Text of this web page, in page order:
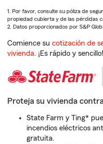
1. Por favor, consulte su póliza de
propiedad cubierta y de las pérdidas
2. Datos proporcionados por S&P
Comience su cotización de
vivienda. ¡Es rápido y sencillo!
Proteja su vivienda
State Farm y Ting*
incendios eléctricos
gratuita.